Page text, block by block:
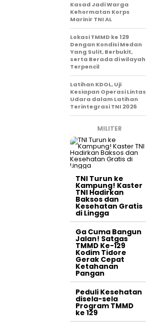
Kasad Jadi Warga
Kehormatan Korps
Marinir TNI AL
Lokasi TMMD ke 129
Dengan Kondisi Medan
Yang Sulit, Berbukit,
serta Berada di wilayah
Terpencil
Latihan KDOL, Uji
Kesiapan Operasi Lintas
Udara dalam Latihan
Terintegrasi TNI 2026
MILITER
TNI Turun ke
Kampung! Kaster
TNI Hadirkan
Baksos dan
Kesehatan Gratis
di Lingga
Ga Cuma Bangun
Jalan! Satgas
TMMD Ke-129
Kodim Tidore
Gerak Cepat
Ketahanan
Pangan
Peduli Kesehatan
disela-sela
Program TMMD
ke 129